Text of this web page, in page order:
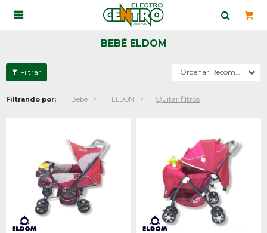

BEBÉ ELDOM
Recomendados
Filtrando por: Bebé ELDOM Quitar filtros